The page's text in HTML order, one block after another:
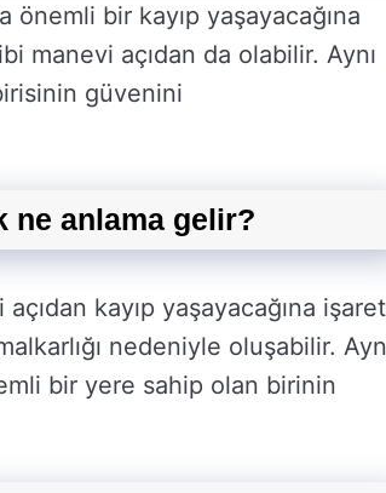
önemli bir kayıp yaşayacağına
manevi açıdan da olabilir. Aynı
güvenini
ne anlama gelir?
kayıp yaşayacağına işaret
nedeniyle oluşabilir.
bir yere sahip olan birinin